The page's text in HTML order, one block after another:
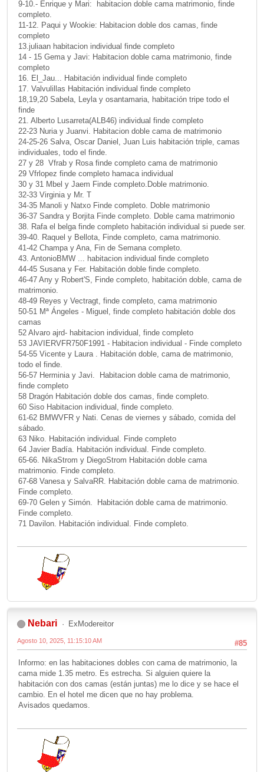
9-10.- Enrique y Mari: habitacion doble cama matrimonio, finde
completo.
11-12. Paqui y Wookie: Habitacion doble dos camas, finde
completo
13.juliaan habitacion individual finde completo
14 - 15 Gema y Javi: Habitacion doble cama matrimonio, finde
completo
16. El_Jau... Habitación individual finde completo
17. Valvulillas Habitación individual finde completo
18,19,20 Sabela, Leyla y osantamaria, habitación tripe todo el
finde
21. Alberto Lusarreta(ALB46) individual finde completo
22-23 Nuria y Juanvi. Habitacion doble cama de matrimonio
24-25-26 Salva, Oscar Daniel, Juan Luis habitación triple, camas
individuales, todo el finde.
27 y 28 Vfrab y Rosa finde completo cama de matrimonio
29 Vfrlopez finde completo hamaca individual
30 y 31 Mbel y Jaem Finde completo.Doble matrimonio.
32-33 Virginia y Mr. T
34-35 Manoli y Natxo Finde completo. Doble matrimonio
36-37 Sandra y Borjita Finde completo. Doble cama matrimonio
38. Rafa el belga finde completo habitación individual si puede ser.
39-40. Raquel y Bellota, Finde completo, cama matrimonio.
41-42 Champa y Ana, Fin de Semana completo.
43. AntonioBMW ... habitacion individual finde completo
44-45 Susana y Fer. Habitación doble finde completo.
46-47 Any y Robert'S, Finde completo, habitación doble, cama de
matrimonio.
48-49 Reyes y Vectragt, finde completo, cama matrimonio
50-51 Mª Ángeles - Miguel, finde completo habitación doble dos
camas
52 Alvaro ajrd- habitacion individual, finde completo
53 JAVIERVFR750F1991 - Habitacion individual - Finde completo
54-55 Vicente y Laura . Habitación doble, cama de matrimonio,
todo el finde.
56-57 Herminia y Javi. Habitacion doble cama de matrimonio,
finde completo
58 Dragón Habitación doble dos camas, finde completo.
60 Siso Habitacion individual, finde completo.
61-62 BMWVFR y Nati. Cenas de viernes y sábado, comida del
sábado.
63 Niko. Habitación individual. Finde completo
64 Javier Badía. Habitación individual. Finde completo.
65-66. NikaStrom y DiegoStrom Habitación doble cama
matrimonio. Finde completo.
67-68 Vanesa y SalvaRR. Habitación doble cama de matrimonio.
Finde completo.
69-70 Gelen y Simón. Habitación doble cama de matrimonio.
Finde completo.
71 Davilon. Habitación individual. Finde completo.
Nebari ExModereitor
#85
Agosto 10, 2025, 11:15:10 AM
Informo: en las habitaciones dobles con cama de matrimonio, la
cama mide 1.35 metro. Es estrecha. Si alguien quiere la
habitación con dos camas (están juntas) me lo dice y se hace el
cambio. En el hotel me dicen que no hay problema.
Avisados quedamos.